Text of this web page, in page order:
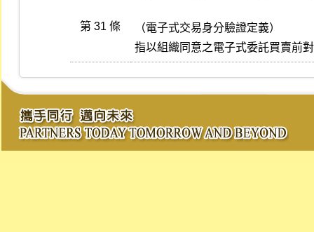
第 31 條
（電子式交易身分驗證定義）
指以組織同意之電子式委託買賣前